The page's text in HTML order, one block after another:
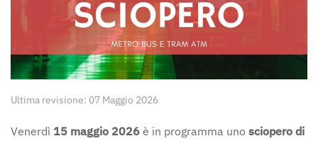
Ultima revisione: 07 Maggio 2026
Venerdì 15 maggio 2026 è in programma uno sciopero di